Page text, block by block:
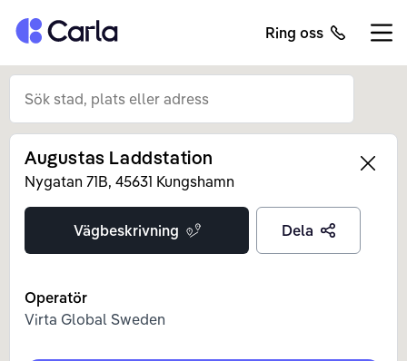
Tillbaka till startsidan Ring oss
Left
Augustas Laddstation
Nygatan 71B, 45631 Kungshamn
Vägbeskrivning Dela
Operatör
Virta Global Sweden